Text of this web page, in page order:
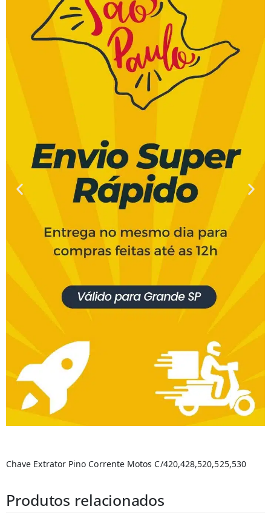
Chave Extrator Pino Corrente Motos C/420,428,520,525,530
Produtos relacionados